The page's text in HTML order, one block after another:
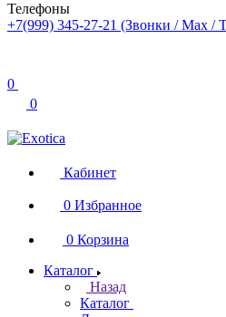
Телефоны
+7(999) 345-27-21 (Звонки / Max /
0
0
Кабинет
0 Избранное
0 Корзина
Каталог
Назад
Каталог